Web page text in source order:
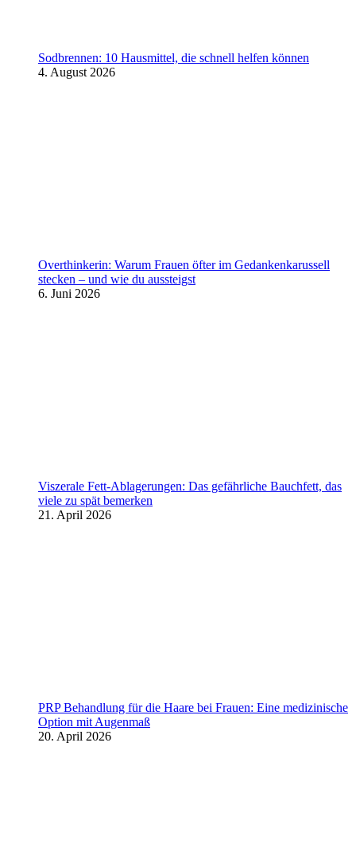
Sodbrennen: 10 Hausmittel, die schnell helfen können
4. August 2026
Overthinkerin: Warum Frauen öfter im Gedankenkarussell
stecken – und wie du aussteigst
6. Juni 2026
Viszerale Fett-Ablagerungen: Das gefährliche Bauchfett, das
viele zu spät bemerken
21. April 2026
PRP Behandlung für die Haare bei Frauen: Eine medizinische
Option mit Augenmaß
20. April 2026